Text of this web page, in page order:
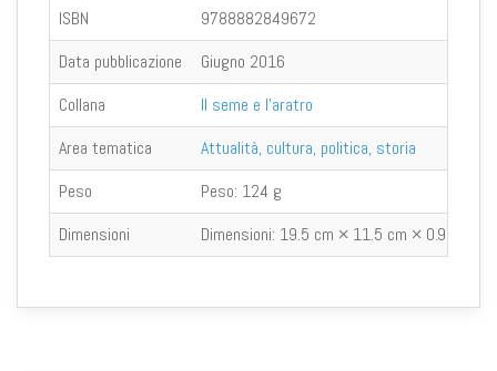
ISBN
9788882849672
Data pubblicazione
Giugno 2016
Collana
Il seme e l'aratro
Area tematica
Attualità, cultura, politica, storia
Peso
Peso: 124 g
Dimensioni
Dimensioni: 19.5 cm × 11.5 cm × 0.9 cm